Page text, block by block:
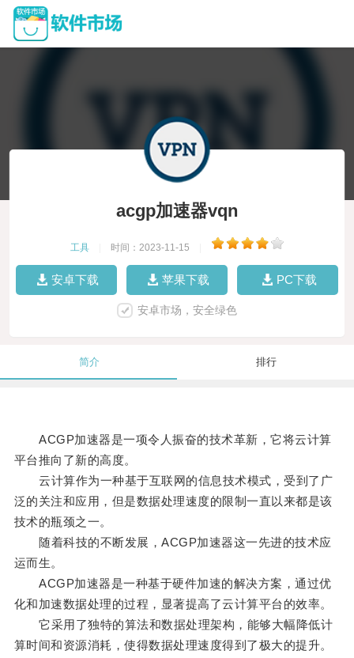
acgp加速器vqn
工具 时间：2023-11-15
安卓下载 苹果下载 PC下载
安卓市场，安全绿色
简介 排行
ACGP加速器是一项令人振奋的技术革新，它将云计算
平台推向了新的高度。
云计算作为一种基于互联网的信息技术模式，受到了广
泛的关注和应用，但是数据处理速度的限制一直以来都是该
技术的瓶颈之一。
随着科技的不断发展，ACGP加速器这一先进的技术应
运而生。
ACGP加速器是一种基于硬件加速的解决方案，通过优
化和加速数据处理的过程，显著提高了云计算平台的效率。
它采用了独特的算法和数据处理架构，能够大幅降低计
算时间和资源消耗，使得数据处理速度得到了极大的提升。